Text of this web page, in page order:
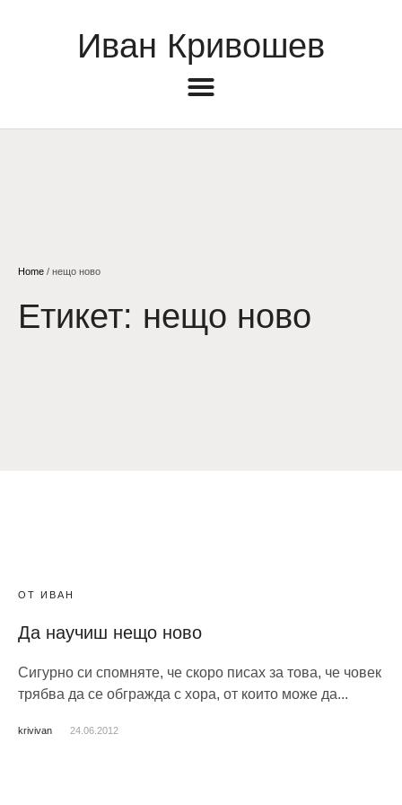
Иван Кривошев
Home / нещо ново
Етикет: нещо ново
ОТ ИВАН
Да научиш нещо ново
Сигурно си спомняте, че скоро писах за това, че човек
трябва да се обгражда с хора, от които може да...
krivivan 24.06.2012